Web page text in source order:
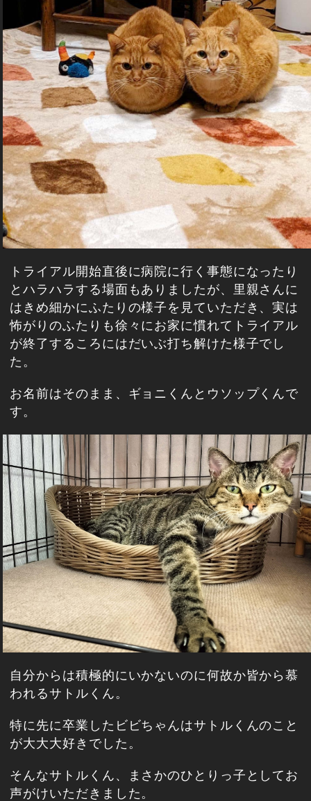
トライアル開始直後に病院に行く事態になったり
とハラハラする場面もありましたが、里親さんに
はきめ細かにふたりの様子を見ていただき、実は
怖がりのふたりも徐々にお家に慣れてトライアル
が終了するころにはだいぶ打ち解けた様子でし
た。
お名前はそのまま、ギョニくんとウソップくんで
す。
自分からは積極的にいかないのに何故か皆から慕
われるサトルくん。
特に先に卒業したビビちゃんはサトルくんのこと
が大大大好きでした。
そんなサトルくん、まさかのひとりっ子としてお
声がけいただきました。